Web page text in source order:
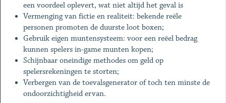
een voordeel oplevert, wat niet altijd het geval is
Vermenging van fictie en realiteit: bekende reële
personen promoten de duurste loot boxen;
Gebruik eigen muntensysteem: voor een reëel bedrag
kunnen spelers in-game munten kopen;
Schijnbaar oneindige methodes om geld op
spelersrekeningen te storten;
Verbergen van de toevalsgenerator of toch ten minste de
ondoorzichtigheid ervan.